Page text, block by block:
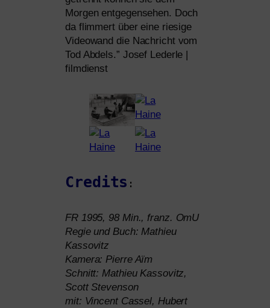
Morgen ent­ge­gen­se­hen. Doch
da flim­mert über eine rie­si­ge
Videowand die Nachricht vom
Tod Abdels.” Josef Lederle |
filmdienst
Credits :
FR1995, 98 Min., franz. OmU
Regie und Buch: Mathieu
Kassovitz
Kamera: Pierre Aïm
Schnitt: Mathieu Kassovitz,
Scott Stevenson
mit: Vincent Cassel, Hubert